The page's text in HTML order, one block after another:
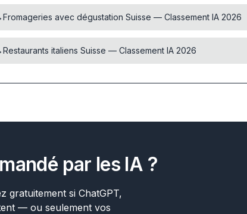
Fromageries avec dégustation Suisse — Classement IA 2026
Restaurants italiens Suisse — Classement IA 2026
par les IA ?
gratuitement si ChatGPT,
— ou seulement vos